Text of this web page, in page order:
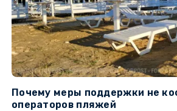
Почему меры поддержки не
операторов пляжей